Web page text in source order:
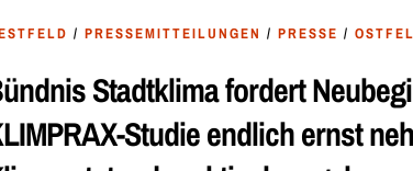
/ PRESSEMITTEILUNGEN / PRESSE /
Stadtklima fordert
Studie endlich ernst